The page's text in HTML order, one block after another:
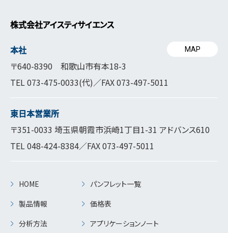
株式会社アイスティサイエンス
本社
〒640-8390 和歌山市有本18-3
TEL073-475-0033(代)／FAX 073-497-5011
MAP
東日本営業所
〒351-0033 埼玉県朝霞市浜崎1丁目1-31 アドバンス610
TEL048-424-8384／FAX 073-497-5011
HOME
製品情報
分析方法
パンフレット一覧
価格表
アプリケーションノート